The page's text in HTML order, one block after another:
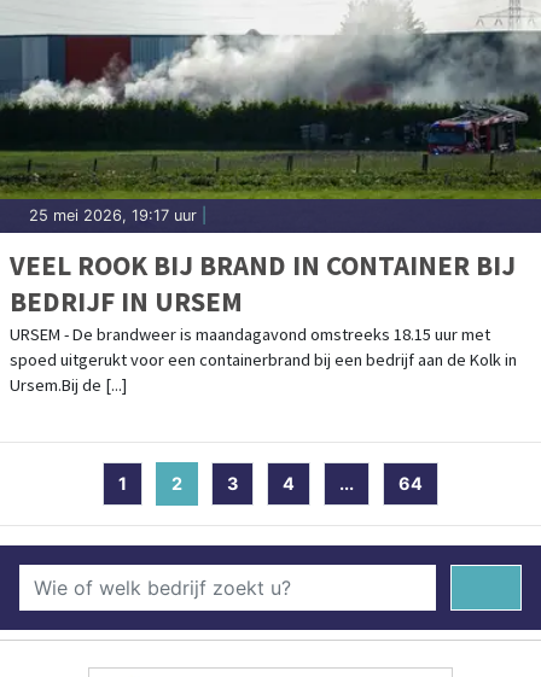
25 mei 2026, 19:17 uur
VEEL ROOK BIJ BRAND IN CONTAINER BIJ
BEDRIJF IN URSEM
URSEM - De brandweer is maandagavond omstreeks 18.15 uur met
spoed uitgerukt voor een containerbrand bij een bedrijf aan de Kolk in
Ursem.Bij de [...]
1 2 (current)
3 4 ... 64